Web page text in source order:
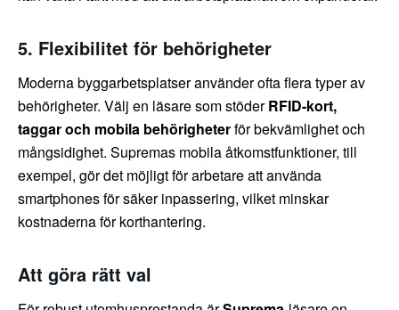
5. Flexibilitet för behörigheter
Moderna byggarbetsplatser använder ofta flera typer av
behörigheter. Välj en läsare som stöderRFID-kort,
taggar och mobila behörigheterför bekvämlighet och
mångsidighet. Supremas mobila åtkomstfunktioner, till
exempel, gör det möjligt för arbetare att använda
smartphones för säker inpassering, vilket minskar
kostnaderna för korthantering.
Att göra rätt val